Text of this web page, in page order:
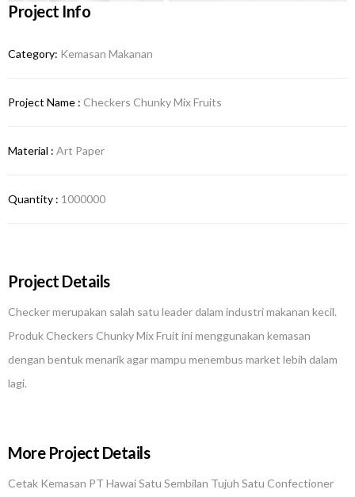
Project Info
Category: Kemasan Makanan
Project Name : Checkers Chunky Mix Fruits
Material : Art Paper
Quantity : 1000000
Project Details
Checker merupakan salah satu leader dalam industri makanan kecil.
Produk Checkers Chunky Mix Fruit ini menggunakan kemasan
dengan bentuk menarik agar mampu menembus market lebih dalam
lagi.
More Project Details
Cetak Kemasan PT Hawai Satu Sembilan Tujuh Satu Confectioner